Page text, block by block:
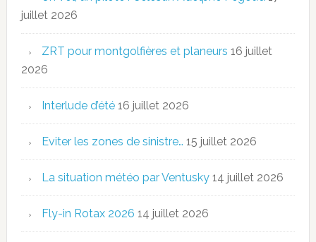
juillet 2026
ZRT pour montgolfières et planeurs 16 juillet
2026
Interlude d’été 16 juillet 2026
Eviter les zones de sinistre… 15 juillet 2026
La situation météo par Ventusky 14 juillet 2026
Fly-in Rotax 2026 14 juillet 2026